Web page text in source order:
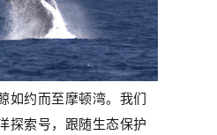
如约而至摩顿湾。 我们
探索号，跟随生态保护